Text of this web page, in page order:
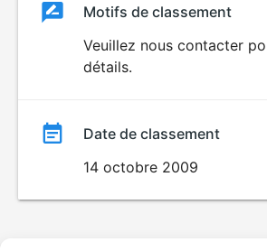
ClassementClassement
Motifs de classement
Veuillez nous contacter
détails.
Date de classement
14 octobre 2009